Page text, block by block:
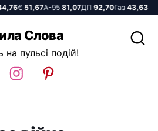
€51,67А-9581,07ДП92,70Газ43,63
Слова
на пульсі подій!